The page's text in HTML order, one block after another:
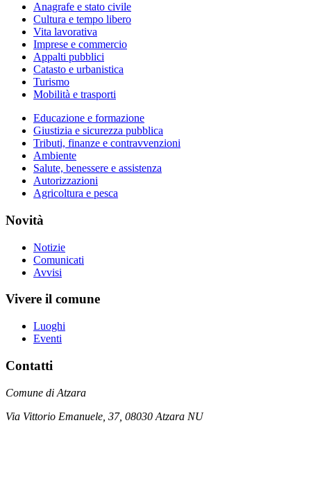
Anagrafe e stato civile
Cultura e tempo libero
Vita lavorativa
Imprese e commercio
Appalti pubblici
Catasto e urbanistica
Turismo
Mobilità e trasporti
Educazione e formazione
Giustizia e sicurezza pubblica
Tributi, finanze e contravvenzioni
Ambiente
Salute, benessere e assistenza
Autorizzazioni
Agricoltura e pesca
Novità
Notizie
Comunicati
Avvisi
Vivere il comune
Luoghi
Eventi
Contatti
Comune di Atzara
Via Vittorio Emanuele, 37, 08030 Atzara NU